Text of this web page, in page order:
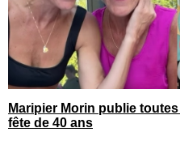
Maripier Morin publie
fête de 40 ans